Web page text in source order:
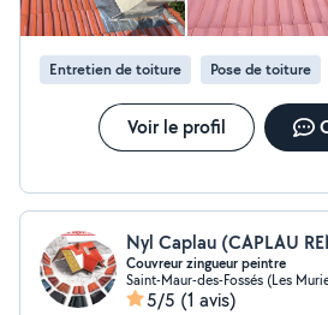
Entretien de toiture Pose de toiture
Voir le profil
Nyl Caplau (CAPLAU
Couvreur zingueur peintre
Saint-Maur-des-Fossés (Les
5/5 (1 avis)